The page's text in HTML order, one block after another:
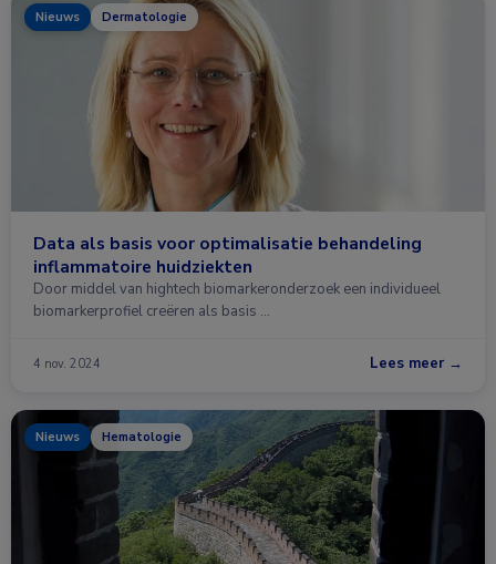
Nieuws Dermatologie
Data als basis voor optimalisatie behandeling
inflammatoire huidziekten
Door middel van hightech biomarkeronderzoek een individueel
biomarkerprofiel creëren als basis …
4 nov. 2024 Lees meer →
Nieuws Hematologie